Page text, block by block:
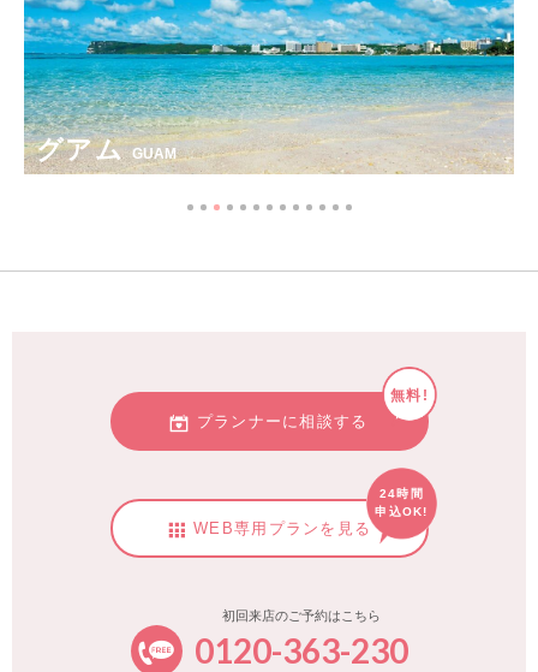
グアム GUAM
プランナーに相談する
無料!
WEB専用プランを見る
24時間
申込OK!
初回来店のご予約はこちら
0120-363-230